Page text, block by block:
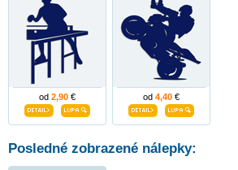
od 2,90 € od 4,40 €
Posledné zobrazené nálepky: